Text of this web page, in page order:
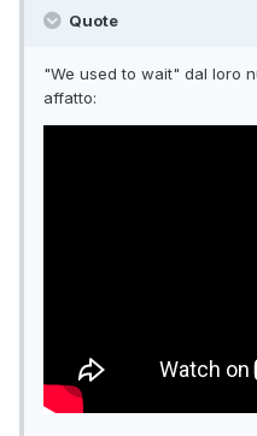
Quote
"We used to wait" dal loro
affatto: